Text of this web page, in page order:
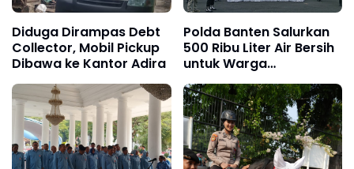
Diduga Dirampas Debt
Collector, Mobil Pickup
Dibawa ke Kantor Adira
Polda Banten Salurkan
500 Ribu Liter Air Bersih
untuk Warga
Terdampak Kekeringan